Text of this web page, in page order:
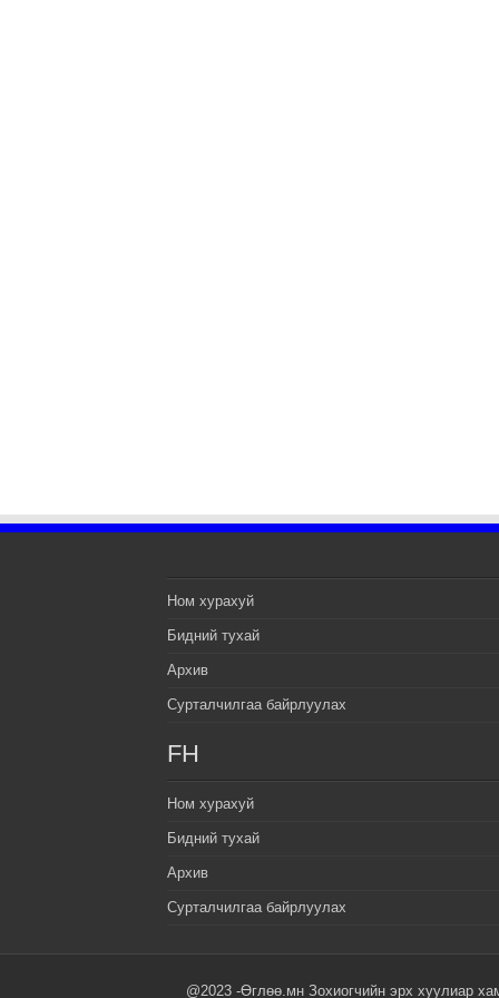
Ном хурахуй
Бидний тухай
Архив
Сурталчилгаа байрлуулах
FH
Ном хурахуй
Бидний тухай
Архив
Сурталчилгаа байрлуулах
@2023 -Өглөө.мн Зохиогчийн эрх хуулиар